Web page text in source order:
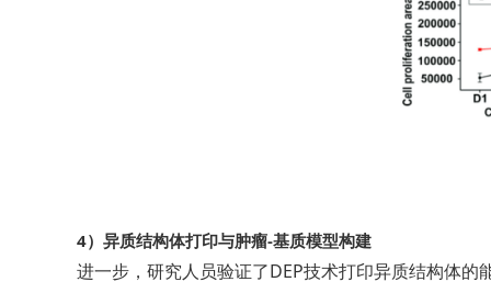
4）异质结构体打印与肿瘤-基质模型构建
进一步，研究人员验证了DEP技术打印异质结构体